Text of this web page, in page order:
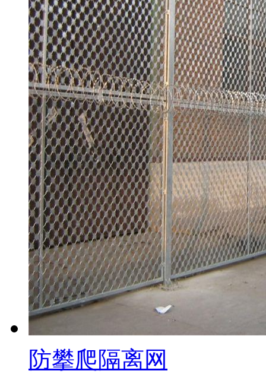
防攀爬隔离网